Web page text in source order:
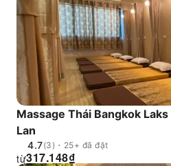
Massage Thái Bangkok
Lan
4.7(3)・25+ đã đặt
₫
317.148
từ